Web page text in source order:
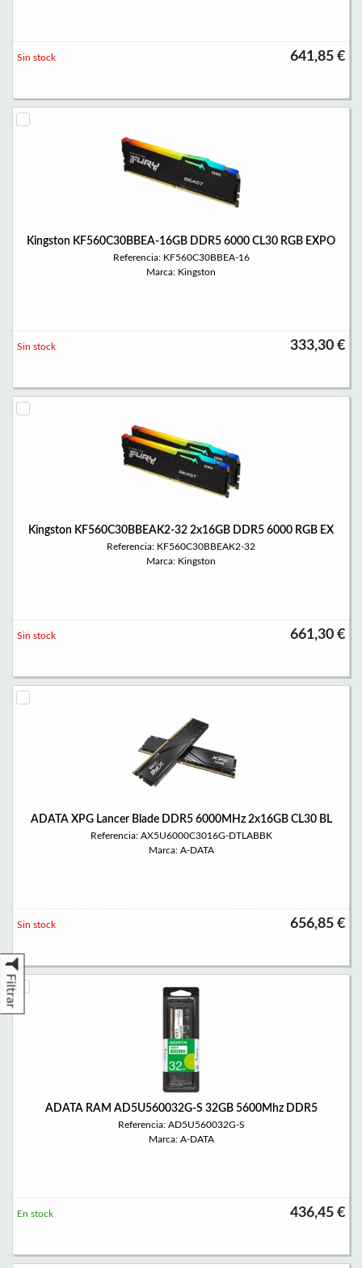
Filtrar
641,85 €
Sin stock
Kingston KF560C30BBEA-16GB DDR5 6000 CL30 RGB EXPO
Referencia: KF560C30BBEA-16
Marca: Kingston
333,30 €
Sin stock
Kingston KF560C30BBEAK2-32 2x16GB DDR5 6000 RGB EX
Referencia: KF560C30BBEAK2-32
Marca: Kingston
661,30 €
Sin stock
ADATA XPG Lancer Blade DDR5 6000MHz 2x16GB CL30 BL
Referencia: AX5U6000C3016G-DTLABBK
Marca: A-DATA
656,85 €
Sin stock
ADATA RAM AD5U560032G-S 32GB 5600Mhz DDR5
Referencia: AD5U560032G-S
Marca: A-DATA
436,45 €
En stock